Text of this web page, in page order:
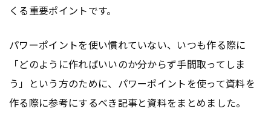
くる重要ポイントです。
パワーポイントを使い慣れていない、いつも作る際に
「どのように作ればいいのか分からず手間取ってしま
う」という方のために、パワーポイントを使って資料を
作る際に参考にするべき記事と資料をまとめました。